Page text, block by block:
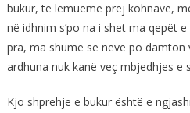
bukur, të lëmueme prej kohnave,
në idhnim s’po na i shet ma qepët
pra, ma shumë se neve po
ardhuna nuk kanë veç mbjedhjes e
Kjo shprehje e bukur është e